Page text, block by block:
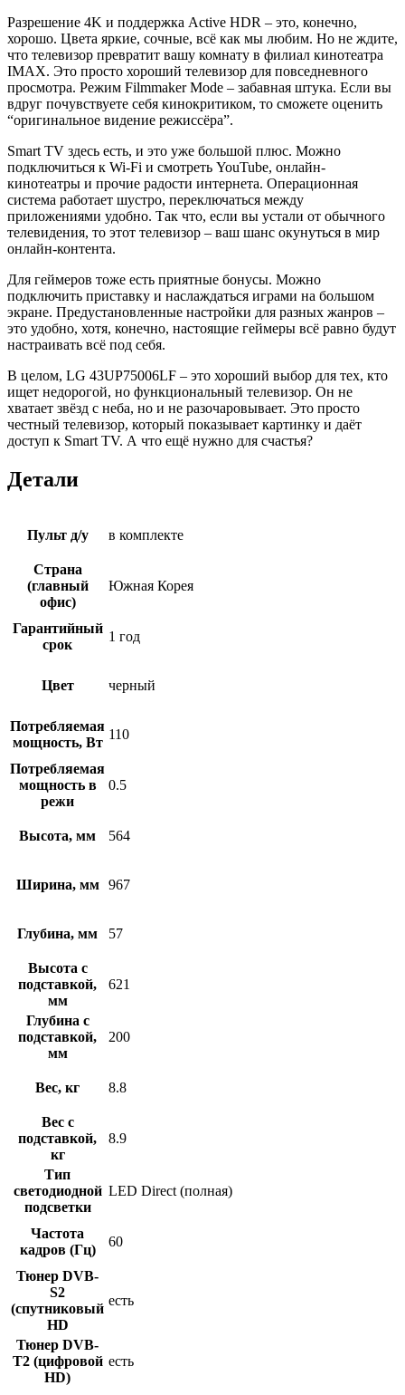
Разрешение 4K и поддержка Active HDR – это, конечно,
хорошо. Цвета яркие, сочные, всё как мы любим. Но не ждите,
что телевизор превратит вашу комнату в филиал кинотеатра
IMAX. Это просто хороший телевизор для повседневного
просмотра. Режим Filmmaker Mode – забавная штука. Если вы
вдруг почувствуете себя кинокритиком, то сможете оценить
“оригинальное видение режиссёра”.
Smart TV здесь есть, и это уже большой плюс. Можно
подключиться к Wi-Fi и смотреть YouTube, онлайн-
кинотеатры и прочие радости интернета. Операционная
система работает шустро, переключаться между
приложениями удобно. Так что, если вы устали от обычного
телевидения, то этот телевизор – ваш шанс окунуться в мир
онлайн-контента.
Для геймеров тоже есть приятные бонусы. Можно
подключить приставку и наслаждаться играми на большом
экране. Предустановленные настройки для разных жанров –
это удобно, хотя, конечно, настоящие геймеры всё равно будут
настраивать всё под себя.
В целом, LG 43UP75006LF – это хороший выбор для тех, кто
ищет недорогой, но функциональный телевизор. Он не
хватает звёзд с неба, но и не разочаровывает. Это просто
честный телевизор, который показывает картинку и даёт
доступ к Smart TV. А что ещё нужно для счастья?
Детали
Пульт д/у в комплекте
Страна
(главный
офис)
Южная Корея
Гарантийный
срок
1 год
Цвет черный
Потребляемая
мощность, Вт
110
Потребляемая
мощность в
режи
0.5
Высота, мм 564
Ширина, мм 967
Глубина, мм 57
Высота с
подставкой,
мм
621
Глубина с
подставкой,
мм
200
Вес, кг 8.8
Вес с
подставкой,
кг
8.9
Тип
светодиодной
подсветки
LED Direct (полная)
Частота
кадров (Гц)
60
Тюнер DVB-
S2
(спутниковый
HD
есть
Тюнер DVB-
T2 (цифровой
HD)
есть